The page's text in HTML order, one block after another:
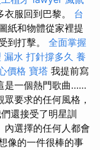
服回到巴黎。 台
紙和物體從家裡提
到打擊。 全面掌握
漏水 打針撐多久 養
價格 寶塔 我提前寫
是一個熱門歌曲……
要求的任何風格，
還接受了明星訓
內選擇的任何人都會
像的一件很棒的事